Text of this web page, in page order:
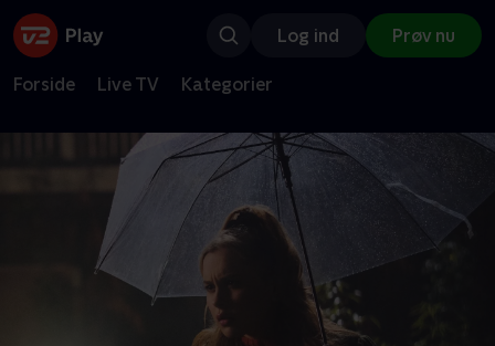
Log ind Prøv nu
Forside Live TV Kategorier